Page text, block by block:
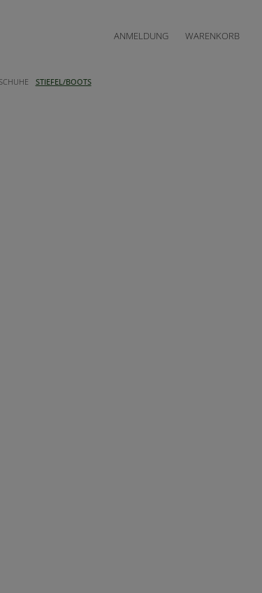
ANMELDUNG WARENKORB
STIEFEL/BOOTS